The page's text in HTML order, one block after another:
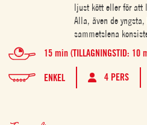
ljust kött eller för att
Alla, även de
sammetslena
15 min (TILLAGNINGSTID: 10
ENKEL 4 PERS